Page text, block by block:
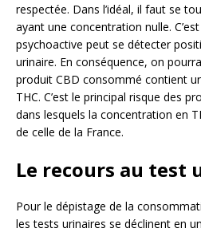
respectée. Dans l’idéal, il faut se
ayant une concentration nulle.
psychoactive peut se détecter
urinaire. En conséquence, on
produit CBD consommé contient
THC. C’est le principal risque des
dans lesquels la concentration en
de celle de la France.
Le recours au test
Pour le dépistage de la
les tests urinaires se déclinent en